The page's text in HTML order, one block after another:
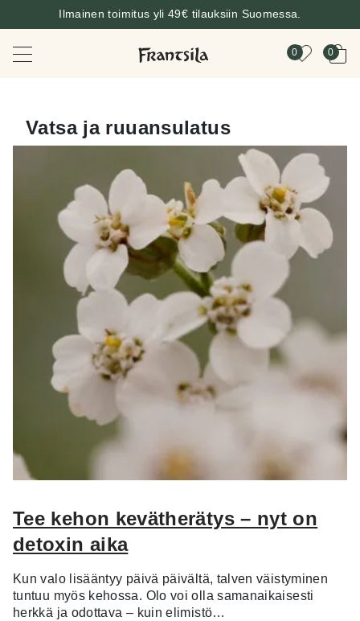
Ilmainen toimitus yli 49€ tilauksiin Suomessa.
0 0
Vatsa ja ruuansulatus
Tee kehon kevätherätys – nyt on
detoxin aika
Kun valo lisääntyy päivä päivältä, talven väistyminen
tuntuu myös kehossa. Olo voi olla samanaikaisesti
herkkä ja odottava – kuin elimistö…